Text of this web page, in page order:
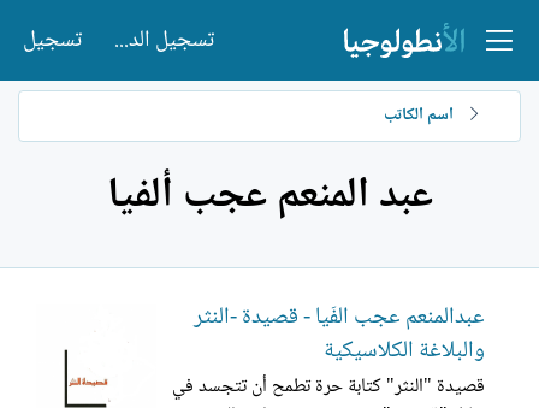
تسجيل الدخول تسجيل
اسم الكاتب
عبد المنعم عجب ألفيا
عبدالمنعم عجب الفَيا - قصيدة -النثر
والبلاغة الكلاسيكية
قصيدة "النثر" كتابة حرة تطمح أن تتجسد في